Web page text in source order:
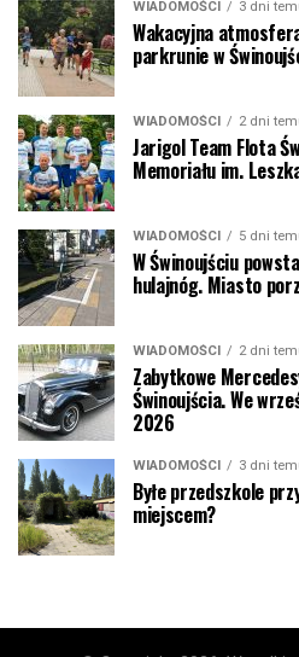
WIADOMOŚCI 3 dni
Wakacyjna
parkrunie w
WIADOMOŚCI 2 dni
Jarigol Team Flota
Memoriału im.
WIADOMOŚCI 5 dni
W Świnoujściu
hulajnóg. Miasto
WIADOMOŚCI 2 dni
Zabytkowe
Świnoujścia. We
2026
WIADOMOŚCI 3 dni
Byłe przedszkole
miejscem?